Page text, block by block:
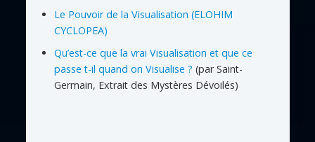
Le Pouvoir de la Visualisation (ELOHIM
CYCLOPEA)
Qu’est-ce que la vrai Visualisation et que ce
passe t-il quand on Visualise ? (par Saint-
Germain, Extrait des Mystères Dévoilés)